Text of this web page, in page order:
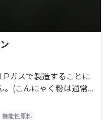
ガスで製造することに
(こんにゃく粉は通常、
亜硫酸が残留します。)
をアルコール洗浄し、こ
機能性原料